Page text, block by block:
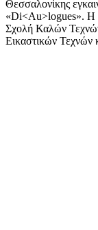
Θεσσαλονίκης
«Di<Au>logues». Η
Σχολή Καλών
Εικαστικών Τεχνών